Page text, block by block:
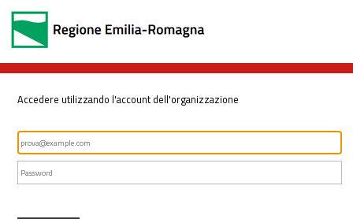
Accedere utilizzando l'account dell'organizzazione